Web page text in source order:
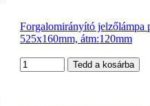
Forgalomirányító jelzőlámpa
525x160mm, átm:120mm